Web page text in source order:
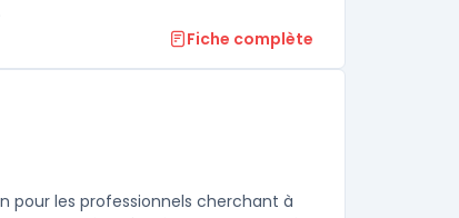
Fiche complète
pour les professionnels cherchant à